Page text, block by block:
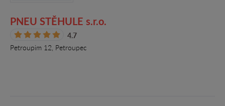
PNEU STĚHULE s.r.o.
4.7
Petroupim 12, Petroupec